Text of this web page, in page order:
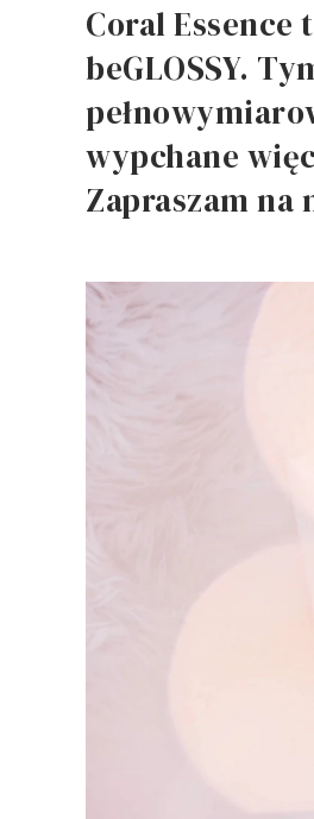
Coral Essence
beGLOSSY.
wypchane
Zapraszam na